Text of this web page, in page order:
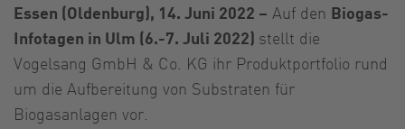
Essen (Oldenburg), 14. Juni 2022 – Auf den Biogas-
Infotagen in Ulm (6.-7. Juli 2022) stellt die
Vogelsang GmbH & Co. KG ihr Produktportfolio rund
um die Aufbereitung von Substraten für
Biogasanlagen vor.